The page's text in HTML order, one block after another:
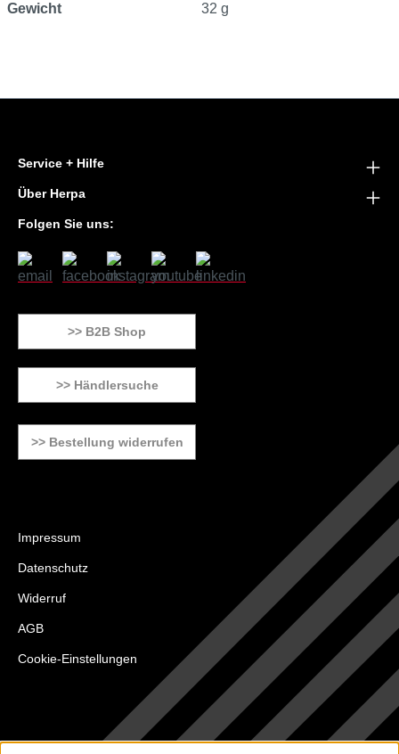
Gewicht 32 g
Service + Hilfe
Über Herpa
Folgen Sie uns:
>> B2B Shop
>> Händlersuche
>> Bestellung widerrufen
Impressum
Datenschutz
Widerruf
AGB
Cookie-Einstellungen